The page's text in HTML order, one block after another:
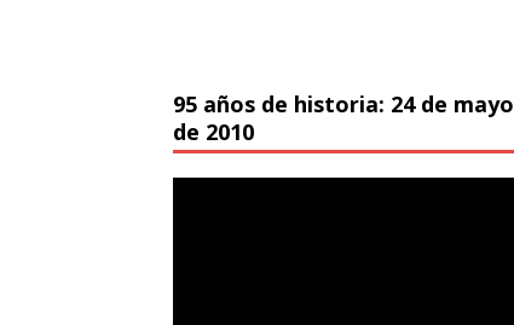
95 años de historia: 24 de mayo
de 2010